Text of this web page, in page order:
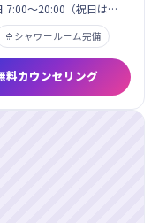
7:00〜20:00（祝日は…
 シャワールーム完備
料カウンセリング